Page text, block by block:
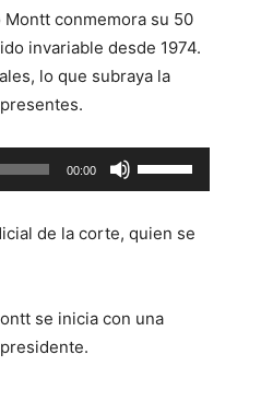
de
flecha
arriba/abajo
aumentar
o
el
conmemora su 50
invariable desde 1974.
lo que subraya la
00:00
las
de
para
de la corte, quien se
se inicia con una